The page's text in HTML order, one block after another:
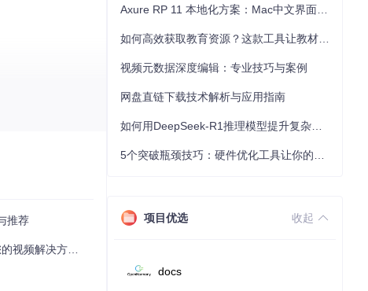
推荐
解决方案专家
视频元数据深度编辑：专业技巧与案例
网盘直链下载技术解析与应用指南
项目优选 收起
docs